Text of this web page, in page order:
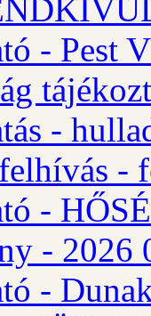
- Pest
-
-
-
- 2026
-